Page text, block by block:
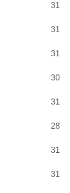
31
31
31
30
31
28
31
31